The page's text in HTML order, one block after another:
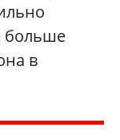
больше
в